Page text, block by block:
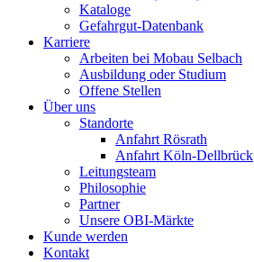
Kataloge
Gefahrgut-Datenbank
Karriere
Arbeiten bei Mobau Selbach
Ausbildung oder Studium
Offene Stellen
Über uns
Standorte
Anfahrt Rösrath
Anfahrt Köln-Dellbrück
Leitungsteam
Philosophie
Partner
Unsere OBI-Märkte
Kunde werden
Kontakt